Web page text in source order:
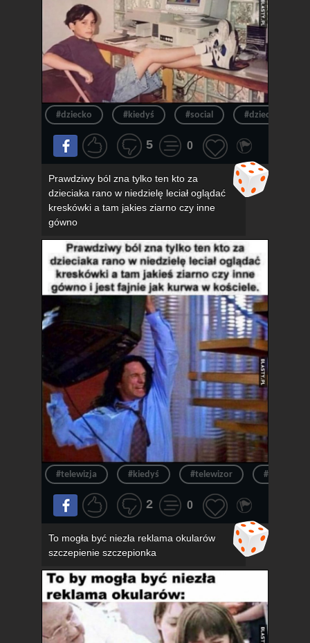
#dziecko #kiedyś #social #dzieciak
5 0
Prawdziwy ból zna tylko ten kto za
dzieciaka rano w niedzielę leciał oglądać
kreskówki a tam jakies ziarno czy inne
gówno
#telewizja #kiedyś #telewizor #ból
2 0
To mogła być niezła reklama okularów
szczepienie szczepionka